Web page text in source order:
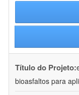
Título do Projeto:
bioasfaltos para